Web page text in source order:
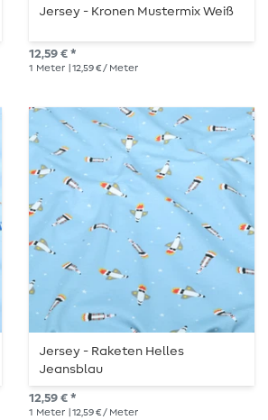
Jersey - Kronen Mustermix Weiß
12,59 € *
1 Meter | 12,59 € / Meter
Jersey - Raketen Helles
Jeansblau
12,59 € *
1 Meter | 12,59 € / Meter